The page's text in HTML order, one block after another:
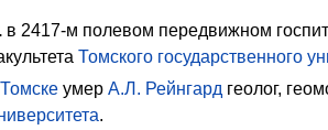
в 2417-м полевом передвижном
Томского государственного
умер А.Л. Рейнгард геолог,
.